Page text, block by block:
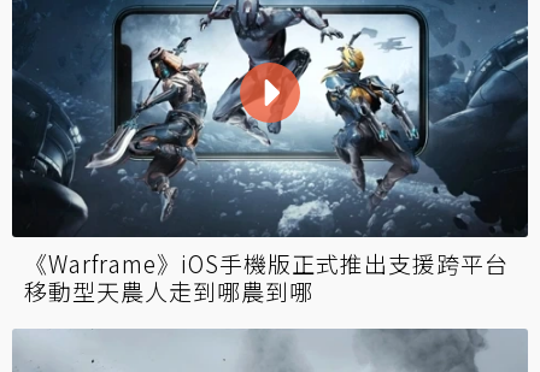
《Warframe》iOS手機版正式推出支援跨平台
移動型天農人走到哪農到哪